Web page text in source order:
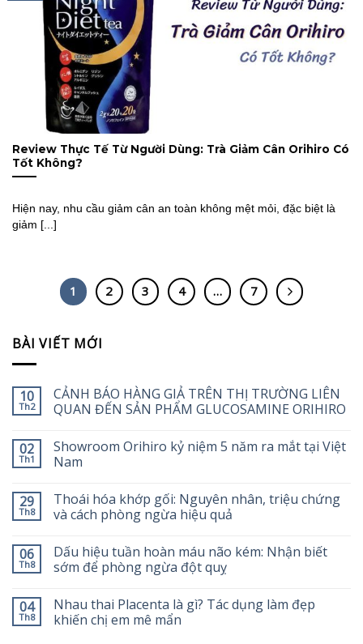
Review Thực Tế Từ Người Dùng: Trà Giảm Cân Orihiro Có
Tốt Không?
Hiện nay, nhu cầu giảm cân an toàn không mệt mỏi, đặc biệt là
giảm [...]
1 2 3 4 … 7
BÀI VIẾT MỚI
10
Th2
CẢNH BÁO HÀNG GIẢ TRÊN THỊ TRƯỜNG LIÊN
QUAN ĐẾN SẢN PHẨM GLUCOSAMINE ORIHIRO
02
Th1
Showroom Orihiro kỷ niệm 5 năm ra mắt tại Việt
Nam
29
Th8
Thoái hóa khớp gối: Nguyên nhân, triệu chứng
và cách phòng ngừa hiệu quả
06
Th8
Dấu hiệu tuần hoàn máu não kém: Nhận biết
sớm để phòng ngừa đột quỵ
04
Th8
Nhau thai Placenta là gì? Tác dụng làm đẹp
khiến chị em mê mẩn